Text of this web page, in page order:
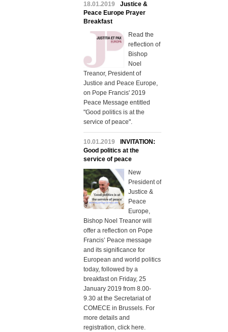
18.01.2019
Justice &
Peace Europe Prayer
Breakfast
Read the
reflection of
Bishop
Noel
Treanor, President of
Justice and Peace Europe,
on Pope Francis' 2019
Peace Message entitled
"Good politics is at the
service of peace".
10.01.2019
INVITATION:
Good politics at the
service of peace
New
President of
Justice &
Peace
Europe,
Bishop Noel Treanor will
offer a reflection on Pope
Francis’ Peace message
and its significance for
European and world politics
today, followed by a
breakfast on Friday, 25
January 2019 from 8.00-
9.30 at the Secretariat of
COMECE in Brussels. For
more details and
registration, click here.